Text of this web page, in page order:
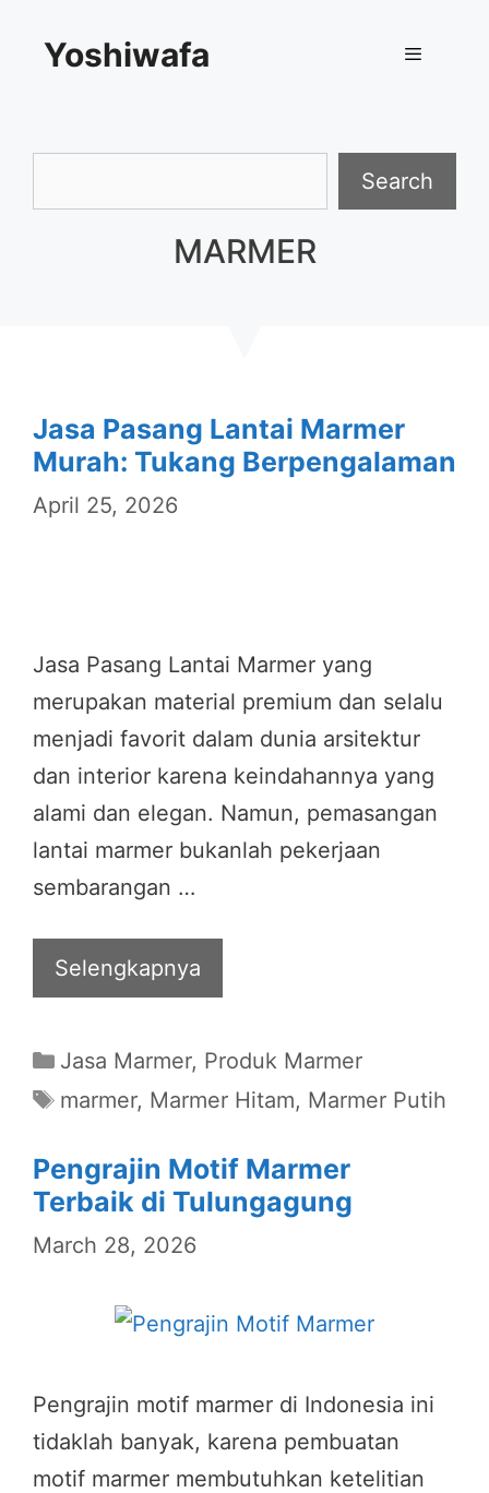
Yoshiwafa
Search
MARMER
Jasa Pasang Lantai Marmer
Murah: Tukang Berpengalaman
April 25, 2026
Jasa Pasang Lantai Marmer yang
merupakan material premium dan selalu
menjadi favorit dalam dunia arsitektur
dan interior karena keindahannya yang
alami dan elegan. Namun, pemasangan
lantai marmer bukanlah pekerjaan
sembarangan …
Selengkapnya
Categories
Jasa Marmer, Produk Marmer
Tags
marmer, Marmer Hitam, Marmer Putih
Pengrajin Motif Marmer
Terbaik di Tulungagung
March 28, 2026
Pengrajin motif marmer di Indonesia ini
tidaklah banyak, karena pembuatan
motif marmer membutuhkan ketelitian